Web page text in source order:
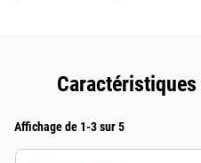
Affichage de 1-3 sur 5